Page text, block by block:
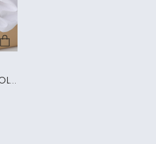
Блузка с воротником SCHOOL белый